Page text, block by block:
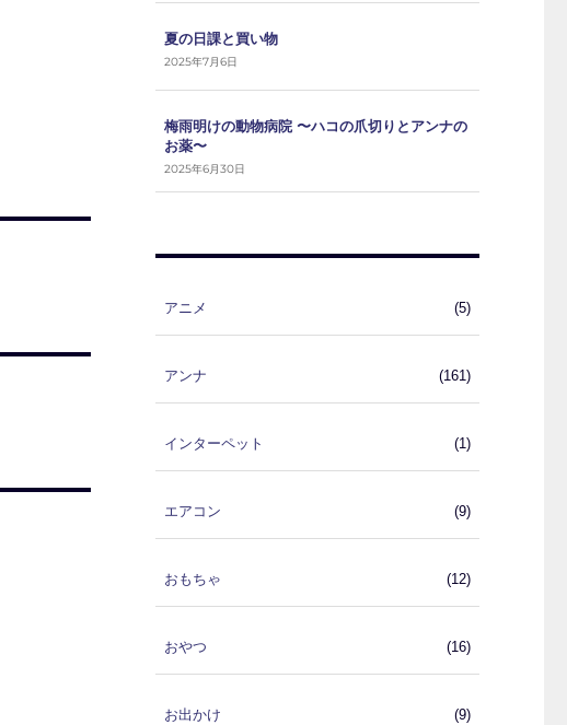
夏の日課と買い物
2025年7月6日
梅雨明けの動物病院 〜ハコの爪切りとアンナの
お薬〜
2025年6月30日
アニメ (5)
アンナ (161)
インターペット (1)
エアコン (9)
おもちゃ (12)
おやつ (16)
お出かけ (9)